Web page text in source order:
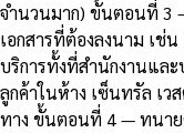
จำนวนมาก) ขั้นตอนที่ 3
เอกสารที่ต้องลงนาม เช่
บริการทั้งที่สำนักงานและ
ลูกค้าในห้าง เซ็นทรัล เว
ทาง ขั้นตอนที่ 4 — ทนาย